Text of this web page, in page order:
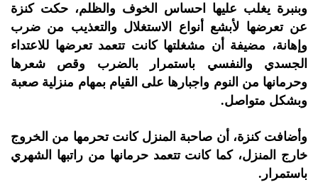
وبنبرة يغلب عليها احساس الخوف والظلم، حكت كنزة
عن تعرضها لأبشع أنواع الاستغلال والتعذيب من ضرب
وإهانة، مضيفة أن مشغلتها كانت تتعمد تعرضها للاعتداء
الجسدي والنفسي باستمرار بالضرب وقص شعرها
وحرمانها من النوم واجبارها على القيام بمهام منزلية صعبة
وبشكل متواصل.
وأضافت كنزة، أن صاحبة المنزل كانت تحرمها من الخروج
خارج المنزل، كما كانت تتعمد حرمانها من راتبها الشهري
باستمرار.